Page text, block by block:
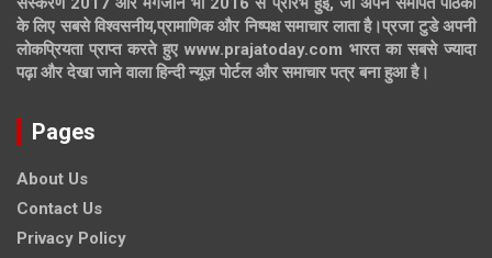
के लिए सबसे विश्वसनीय,प्रामाणिक और निष्पक्ष समाचार लाता है।प्रजा टुडे अपनी
लोकप्रियता प्राप्त करते हुए www.prajatoday.com भारत का सबसे ज्यादा
पढ़ा और देखा जाने वाला हिन्दी न्यूज़ पोर्टल और समाचार पत्र बना हुआ है।
Pages
About Us
Contact Us
Privacy Policy